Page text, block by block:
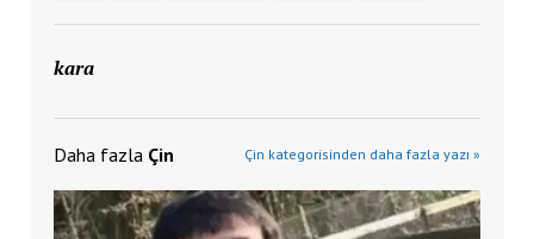
kara
Daha fazla Çin Çin kategorisinden daha fazla yazı »